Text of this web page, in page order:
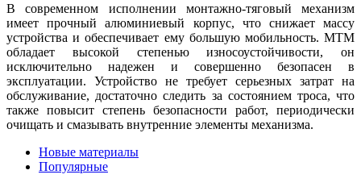
В современном исполнении монтажно-тяговый механизм
имеет прочный алюминиевый корпус, что снижает массу
устройства и обеспечивает ему большую мобильность. МТМ
обладает высокой степенью износоустойчивости, он
исключительно надежен и совершенно безопасен в
эксплуатации. Устройство не требует серьезных затрат на
обслуживание, достаточно следить за состоянием троса, что
также повысит степень безопасности работ, периодически
очищать и смазывать внутренние элементы механизма.
Новые материалы
Популярные